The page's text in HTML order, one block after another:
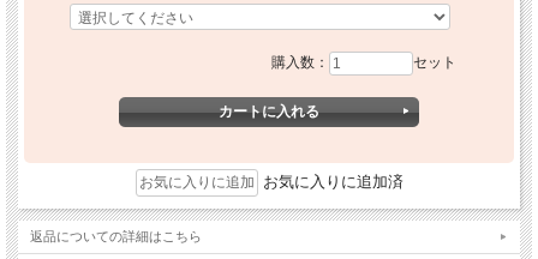
購入数： セット
お気に入りに追加済
返品についての詳細はこちら